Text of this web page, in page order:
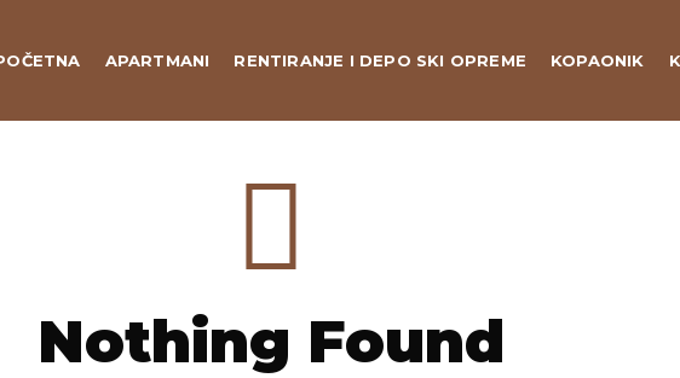
APARTMANI RENTIRANJE I DEPO SKI OPREME KOPAONIK
Nothing Found